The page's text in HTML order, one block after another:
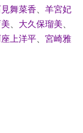
舞菜香
羊宮妃
、 大久保瑠美、
上洋平、 宮崎雅